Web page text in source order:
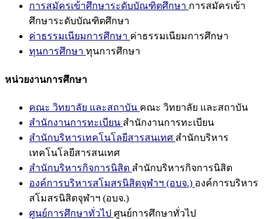
การสมัครเข้าศึกษาระดับบัณฑิตศึกษา การสมัครเข้า
ศึกษาระดับบัณฑิตศึกษา
ค่าธรรมเนียมการศึกษา ค่าธรรมเนียมการศึกษา
ทุนการศึกษา ทุนการศึกษา
หน่วยงานการศึกษา
คณะ วิทยาลัย และสถาบัน คณะ วิทยาลัย และสถาบัน
สำนักงานการทะเบียน สำนักงานการทะเบียน
สำนักบริหารเทคโนโลยีสารสนเทศ สำนักบริหาร
เทคโนโลยีสารสนเทศ
สำนักบริหารกิจการนิสิต สำนักบริหารกิจการนิสิต
องค์การบริหารสโมสรนิสิตจุฬาฯ (อบจ.) องค์การบริหาร
สโมสรนิสิตจุฬาฯ (อบจ.)
ศูนย์การศึกษาทั่วไป ศูนย์การศึกษาทั่วไป